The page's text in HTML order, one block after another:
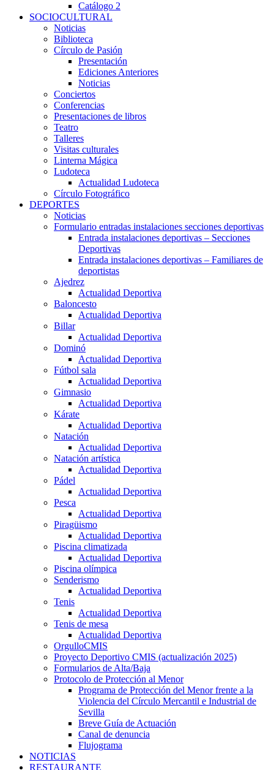
Catálogo 2
SOCIOCULTURAL
Noticias
Biblioteca
Círculo de Pasión
Presentación
Ediciones Anteriores
Noticias
Conciertos
Conferencias
Presentaciones de libros
Teatro
Talleres
Visitas culturales
Linterna Mágica
Ludoteca
Actualidad Ludoteca
Círculo Fotográfico
DEPORTES
Noticias
Formulario entradas instalaciones secciones deportivas
Entrada instalaciones deportivas – Secciones
Deportivas
Entrada instalaciones deportivas – Familiares de
deportistas
Ajedrez
Actualidad Deportiva
Baloncesto
Actualidad Deportiva
Billar
Actualidad Deportiva
Dominó
Actualidad Deportiva
Fútbol sala
Actualidad Deportiva
Gimnasio
Actualidad Deportiva
Kárate
Actualidad Deportiva
Natación
Actualidad Deportiva
Natación artística
Actualidad Deportiva
Pádel
Actualidad Deportiva
Pesca
Actualidad Deportiva
Piragüismo
Actualidad Deportiva
Piscina climatizada
Actualidad Deportiva
Piscina olímpica
Senderismo
Actualidad Deportiva
Tenis
Actualidad Deportiva
Tenis de mesa
Actualidad Deportiva
OrgulloCMIS
Proyecto Deportivo CMIS (actualización 2025)
Formularios de Alta/Baja
Protocolo de Protección al Menor
Programa de Protección del Menor frente a la
Violencia del Círculo Mercantil e Industrial de
Sevilla
Breve Guía de Actuación
Canal de denuncia
Flujograma
NOTICIAS
RESTAURANTE